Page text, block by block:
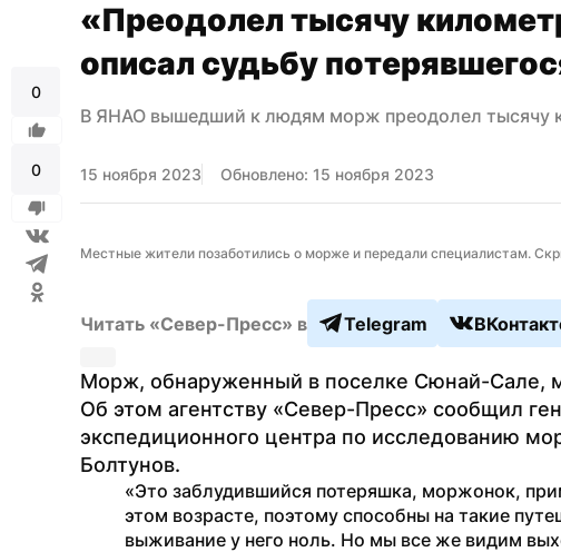
0
0
«Преодолел тысячу
описал судьбу
В ЯНАО вышедший к людям морж преодолел тысячу
15 ноября 2023 Обновлено: 15 ноября 2023
Местные жители позаботились о морже и передали специалистам.
Читать «Север-Пресс» в Telegram
Морж, обнаруженный в поселке Сюнай-Сале,
Об этом агентству «Север-Пресс» сообщил
экспедиционного центра по исследованию
Болтунов.
«Это заблудившийся потеряшка, моржонок,
этом возрасте, поэтому способны на такие
выживание у него ноль. Но мы все же видим